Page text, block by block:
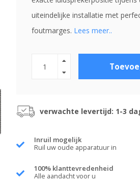
uiteindelijke installatie met
foutmarges. Lees meer..
verwachte levertijd: 1-3
Inruil mogelijk
Ruil uw oude apparatuur in
100% klanttevredenheid
Alle aandacht voor u